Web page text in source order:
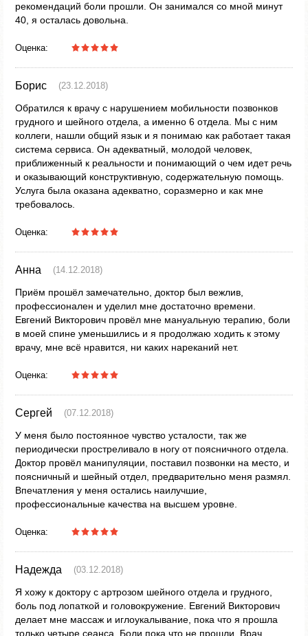
рекомендаций боли прошли. Он занимался со мной минут
40, я осталась довольна.
Оценка:
Борис (23.12.2018)
Обратился к врачу с нарушением мобильности позвонков
грудного и шейного отдела, а именно 6 отдела. Мы с ним
коллеги, нашли общий язык и я понимаю как работает такая
система сервиса. Он адекватный, молодой человек,
приближенный к реальности и понимающий о чем идет речь
и оказывающий конструктивную, содержательную помощь.
Услуга была оказана адекватно, соразмерно и как мне
требовалось.
Оценка:
Анна (14.12.2018)
Приём прошёл замечательно, доктор был вежлив,
профессионален и уделил мне достаточно времени.
Евгений Викторович провёл мне мануальную терапию, боли
в моей спине уменьшились и я продолжаю ходить к этому
врачу, мне всё нравится, ни каких нареканий нет.
Оценка:
Сергей (07.12.2018)
У меня было постоянное чувство усталости, так же
периодически простреливало в ногу от поясничного отдела.
Доктор провёл манипуляции, поставил позвонки на место, и
поясничный и шейный отдел, предварительно меня размял.
Впечатления у меня остались наилучшие,
профессиональные качества на высшем уровне.
Оценка:
Надежда (03.12.2018)
Я хожу к доктору с артрозом шейного отдела и грудного,
боль под лопаткой и головокружение. Евгений Викторович
делает мне массаж и иглоукалывание, пока что я прошла
только четыре сеанса. Боли пока что не прошли. Врач